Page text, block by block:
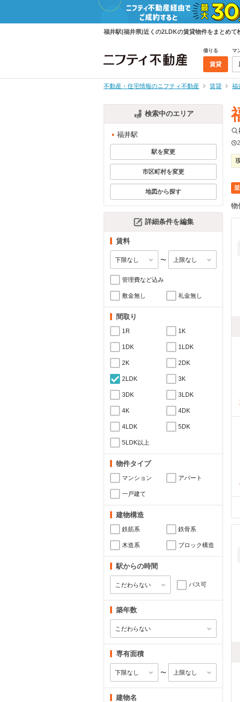
福井駅(福井県)近くの2LDKの賃貸物件をまとめて
借りる
賃貸
マ
不動産・住宅情報のニフティ不動産 賃貸 福
検索中のエリア
福井駅
駅を変更
市区町村を変更
地図から探す
詳細条件を編集
賃料
〜
管理費など込み
敷金無し 礼金無し
間取り
1R 1K
1DK 1LDK
2K 2DK
2LDK 3K
3DK 3LDK
4K 4DK
4LDK 5DK
5LDK以上
物件タイプ
マンション アパート
一戸建て
建物構造
鉄筋系 鉄骨系
木造系 ブロック構造
駅からの時間
バス可
築年数
専有面積
〜
建物名
物